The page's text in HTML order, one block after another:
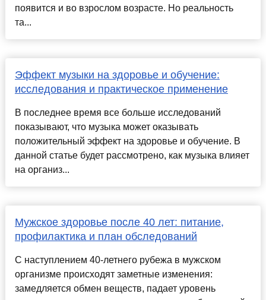
появится и во взрослом возрасте. Но реальность
та...
Эффект музыки на здоровье и обучение:
исследования и практическое применение
В последнее время все больше исследований
показывают, что музыка может оказывать
положительный эффект на здоровье и обучение. В
данной статье будет рассмотрено, как музыка влияет
на организ...
Мужское здоровье после 40 лет: питание,
профилактика и план обследований
С наступлением 40-летнего рубежа в мужском
организме происходят заметные изменения:
замедляется обмен веществ, падает уровень